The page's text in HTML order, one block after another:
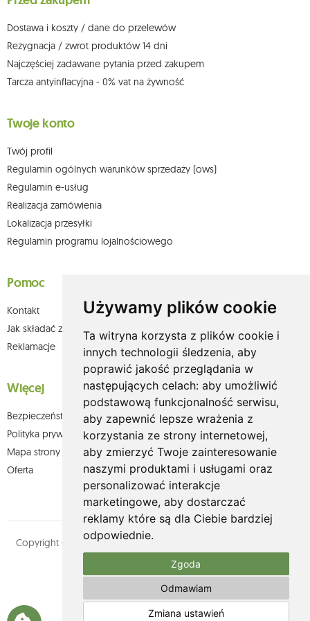
Używamy plików cookie
Ta witryna korzysta z plików cookie i
innych technologii śledzenia, aby
poprawić jakość przeglądania w
następujących celach: aby umożliwić
podstawową funkcjonalność serwisu,
aby zapewnić lepsze wrażenia z
korzystania ze strony internetowej,
aby zmierzyć Twoje zainteresowanie
naszymi produktami i usługami oraz
personalizować interakcje
marketingowe, aby dostarczać
reklamy które są dla Ciebie bardziej
odpowiednie.
Zgoda
Odmawiam
Zmiana ustawień
możesz kontaktować się z działem obsługi klienta Mouton Interactive pod
Więcej informacji: www.mouton.pl/ODO
Dostawa i koszty / dane do przelewów
Rezygnacja / zwrot produktów 14 dni
Najczęściej zadawane pytania przed zakupem
Tarcza antyinflacyjna - 0% vat na żywność
Twoje konto
Twój profil
Regulamin ogólnych warunków sprzedaży (ows)
Regulamin e-usług
Realizacja zamówienia
Lokalizacja przesyłki
Regulamin programu lojalnościowego
Pomoc
Kontakt
Jak składać zamówienia w sklepie olium.pl?
Reklamacje
Więcej
Bezpieczeństwo płatności
Polityka prywatności
Mapa strony
Oferta
Copyright © olium.pl. Wszystkie prawa zastrzeżone. Designed by
MOUTON interactive
Zobacz nasz profil na: